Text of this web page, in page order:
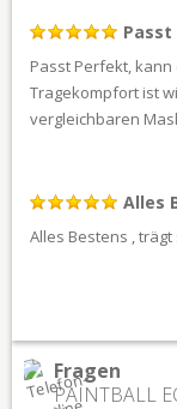
Passt Perfekt,
Tragekompfort ist
vergleichbaren
Alles
Alles Bestens ,
Fragen
PAINTBALL